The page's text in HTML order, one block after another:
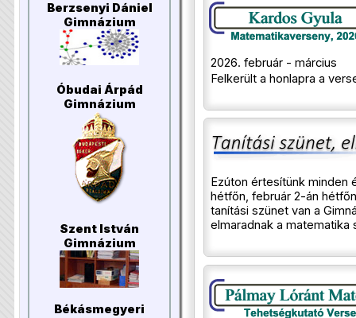
Berzsenyi Dániel
Gimnázium
Óbudai Árpád
Gimnázium
Szent István
Gimnázium
Békásmegyeri
2026. február - március
Felkerült a honlapra a
Ezúton értesítünk minden
hétfőn, február 2-án
tanítási szünet van a
elmaradnak a matematika